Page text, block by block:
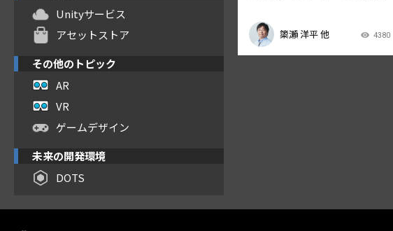
Unityサービス
アセットストア
その他のトピック
AR
VR
ゲームデザイン
未来の開発環境
DOTS
ラボ部長の鈴木綾一さんと同ラボチ
ーフの片山裕貴さんをゲストにお迎
えしまし…
𥱋瀨 洋平 他 4380